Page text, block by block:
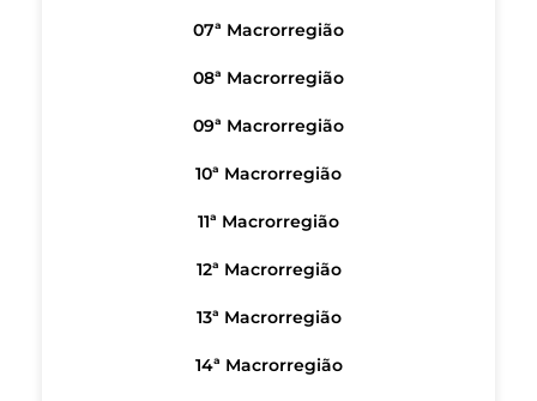
07ª Macrorregião
08ª Macrorregião
09ª Macrorregião
10ª Macrorregião
11ª Macrorregião
12ª Macrorregião
13ª Macrorregião
14ª Macrorregião